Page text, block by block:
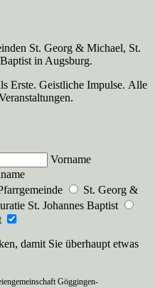
St. Georg & Michael, St.
in Augsburg.
Erste. Geistliche Impulse. Alle
Vorname
St. Georg &
St. Johannes Baptist
damit Sie überhaupt etwas
Göggingen-